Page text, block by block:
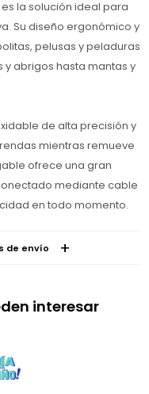
la solución ideal para
Su diseño ergonómico y
pelusas y peladuras
abrigos hasta mantas y
de alta precisión y
mientras remueve
ofrece una gran
mediante cable
en todo momento.
de envío
interesar